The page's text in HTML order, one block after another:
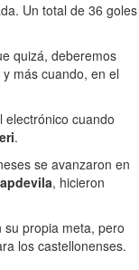
Un total de 36 goles
quizá, deberemos
más cuando, en el
electrónico cuando
.
se avanzaron en
, hicieron
su propia meta, pero
los castellonenses.